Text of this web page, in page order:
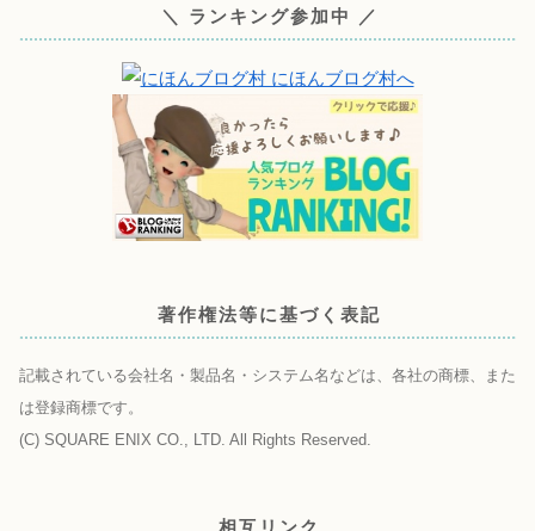
＼ ランキング参加中 ／
著作権法等に基づく表記
記載されている会社名・製品名・システム名などは、各社の商標、また
は登録商標です。
(C) SQUARE ENIX CO., LTD. All Rights Reserved.